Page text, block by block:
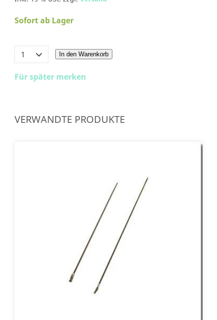
Sofort ab Lager
In den Warenkorb
Für später merken
VERWANDTE PRODUKTE